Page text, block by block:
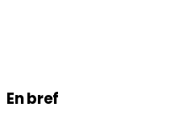
En bref